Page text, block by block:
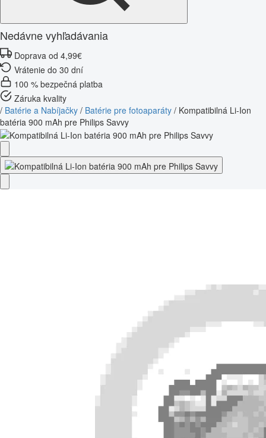
Nedávne vyhľadávania
Doprava od 4,99€
Vrátenie do 30 dní
100 % bezpečná platba
Záruka kvality
/ Batérie a Nabíjačky / Batérie pre fotoaparáty / Kompatibilná Li-Ion
batéria 900 mAh pre Philips Savvy